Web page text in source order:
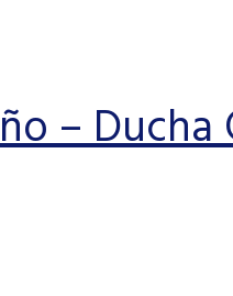
– Ducha